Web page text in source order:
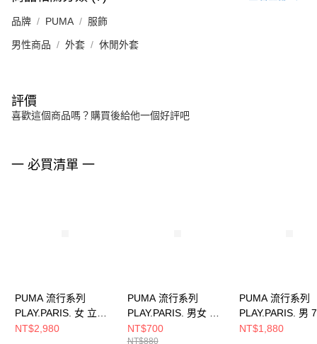
品牌 PUMA 服飾
男性商品 外套 休閒外套
評價
喜歡這個商品嗎？購買後給他一個好評吧
一 必買清單 一
PUMA 流行系列
PLAY.PARIS. 女 立領
外套 62911301
NT$2,980
PUMA 流行系列
PLAY.PARIS. 男女 棒
球帽 02551201
NT$700
NT$880
PUMA 流行系列
PLAY.PARIS. 男
褲 62845701
NT$1,880